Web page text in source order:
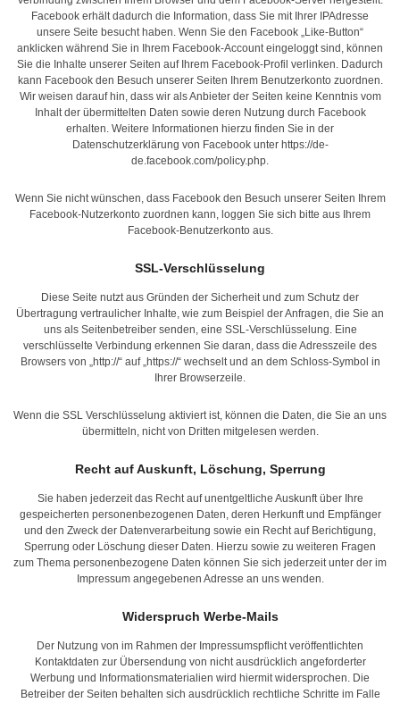
Facebook erhält dadurch die Information, dass Sie mit Ihrer IPAdresse
unsere Seite besucht haben. Wenn Sie den Facebook „Like-Button“
anklicken während Sie in Ihrem Facebook-Account eingeloggt sind, können
Sie die Inhalte unserer Seiten auf Ihrem Facebook-Profil verlinken. Dadurch
kann Facebook den Besuch unserer Seiten Ihrem Benutzerkonto zuordnen.
Wir weisen darauf hin, dass wir als Anbieter der Seiten keine Kenntnis vom
Inhalt der übermittelten Daten sowie deren Nutzung durch Facebook
erhalten. Weitere Informationen hierzu finden Sie in der
Datenschutzerklärung von Facebook unter https://de-
de.facebook.com/policy.php.
Wenn Sie nicht wünschen, dass Facebook den Besuch unserer Seiten Ihrem
Facebook-Nutzerkonto zuordnen kann, loggen Sie sich bitte aus Ihrem
Facebook-Benutzerkonto aus.
SSL-Verschlüsselung
Diese Seite nutzt aus Gründen der Sicherheit und zum Schutz der
Übertragung vertraulicher Inhalte, wie zum Beispiel der Anfragen, die Sie an
uns als Seitenbetreiber senden, eine SSL-Verschlüsselung. Eine
verschlüsselte Verbindung erkennen Sie daran, dass die Adresszeile des
Browsers von „http://“ auf „https://“ wechselt und an dem Schloss-Symbol in
Ihrer Browserzeile.
Wenn die SSL Verschlüsselung aktiviert ist, können die Daten, die Sie an uns
übermitteln, nicht von Dritten mitgelesen werden.
Recht auf Auskunft, Löschung, Sperrung
Sie haben jederzeit das Recht auf unentgeltliche Auskunft über Ihre
gespeicherten personenbezogenen Daten, deren Herkunft und Empfänger
und den Zweck der Datenverarbeitung sowie ein Recht auf Berichtigung,
Sperrung oder Löschung dieser Daten. Hierzu sowie zu weiteren Fragen
zum Thema personenbezogene Daten können Sie sich jederzeit unter der im
Impressum angegebenen Adresse an uns wenden.
Widerspruch Werbe-Mails
Der Nutzung von im Rahmen der Impressumspflicht veröffentlichten
Kontaktdaten zur Übersendung von nicht ausdrücklich angeforderter
Werbung und Informationsmaterialien wird hiermit widersprochen. Die
Betreiber der Seiten behalten sich ausdrücklich rechtliche Schritte im Falle